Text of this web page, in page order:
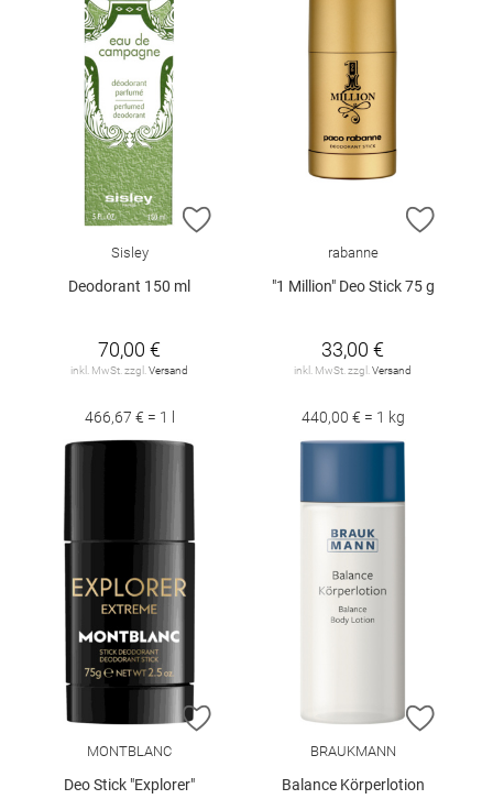
ZUR WUNSCHLISTE HINZUFÜGEN
Sisley
Deodorant 150 ml
70,00 €
inkl. MwSt. zzgl. Versand
466,67 € = 1 l
ZUR
rabanne
"1 Million" Deo Stick 75 g
33,00 €
inkl. MwSt. zzgl. Versand
440,00 € = 1 kg
ZUR WUNSCHLISTE HINZUFÜGEN
MONTBLANC
Deo Stick "Explorer"
ZUR
BRAUKMANN
Balance Körperlotion